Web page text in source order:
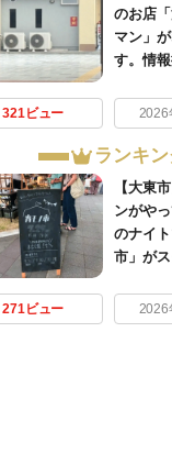
のお店
マン」
す。情
321ビュー 2026
ランキ
【大東
ンがや
のナイ
市」が
271ビュー 2026